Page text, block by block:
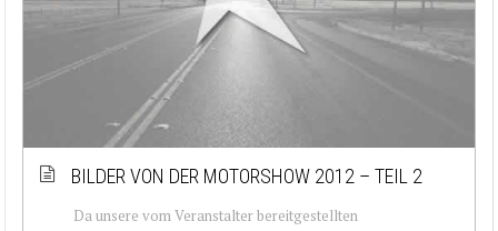
BILDER VON DER MOTORSHOW 2012 – TEIL 2
Da unsere vom Veranstalter bereitgestellten